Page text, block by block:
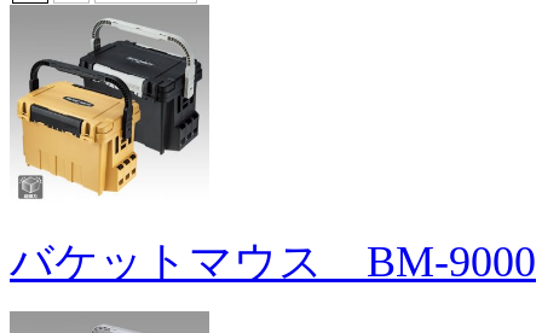
バケットマウス BM-9000